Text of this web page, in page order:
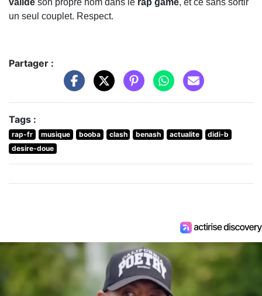
un seul couplet. Respect.
Partager :
Tags :
rap-fr musique booba clash benash actualite
didi-b
desire-doue